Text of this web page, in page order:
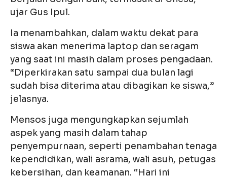
ujar Gus Ipul.
Ia menambahkan, dalam waktu dekat para
siswa akan menerima laptop dan seragam
yang saat ini masih dalam proses pengadaan.
“Diperkirakan satu sampai dua bulan lagi
sudah bisa diterima atau dibagikan ke siswa,”
jelasnya.
Mensos juga mengungkapkan sejumlah
aspek yang masih dalam tahap
penyempurnaan, seperti penambahan tenaga
kependidikan, wali asrama, wali asuh, petugas
kebersihan, dan keamanan. “Hari ini